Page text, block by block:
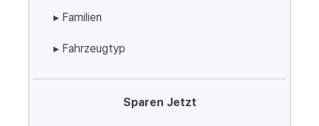
▸ Familien
▸ Fahrzeugtyp
Sparen Jetzt